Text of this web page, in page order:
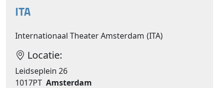
ITA
Internationaal Theater Amsterdam (ITA)
Locatie:
Leidseplein 26
1017PT Amsterdam